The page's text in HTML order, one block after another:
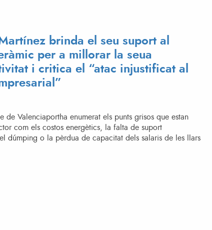
brinda el seu suport al
per a millorar la seua
i critica el “atac injustificat al
de Valenciaportha enumerat els punts grisos que estan
com els costos energètics, la falta de suport
dúmping o la pèrdua de capacitat dels salaris de les llars